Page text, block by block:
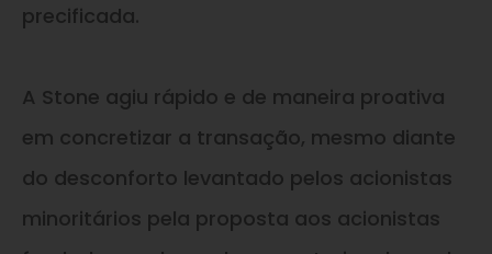
precificada.
A Stone agiu rápido e de maneira proativa
em concretizar a transação, mesmo diante
do desconforto levantado pelos acionistas
minoritários pela proposta aos acionistas